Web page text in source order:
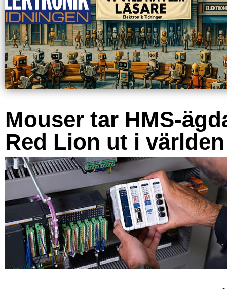
Mouser tar HMS-
Red Lion ut i världen